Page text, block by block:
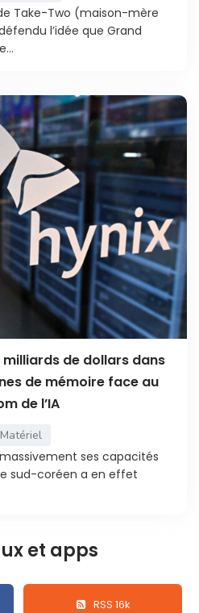
Take-Two (maison-mère
l’idée que Grand
milliards de dollars dans
de mémoire face au
de l’IA
Matériel
ses capacités
sud-coréen a en effet
et apps
RSS 16k